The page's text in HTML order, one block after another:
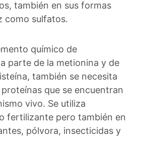
también en sus formas
como sulfatos.
químico de
parte de la metionina y de
también se necesita
que se encuentran
vivo. Se utiliza
fertilizante pero también en
pólvora, insecticidas y